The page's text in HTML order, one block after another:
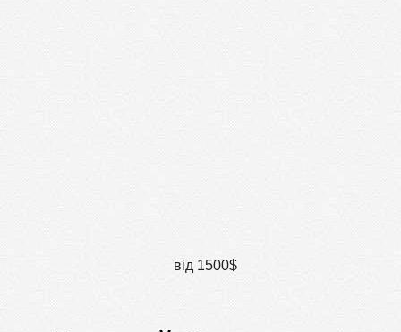
від 1500$